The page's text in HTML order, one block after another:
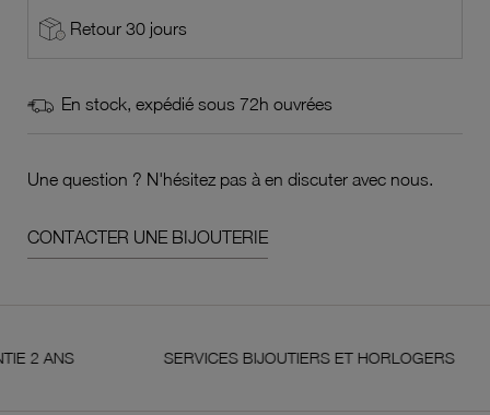
Retour 30 jours
En stock, expédié sous 72h ouvrées
Une question ? N'hésitez pas à en discuter avec nous.
CONTACTER UNE BIJOUTERIE
SERVICES BIJOUTIERS ET HORLOGERS